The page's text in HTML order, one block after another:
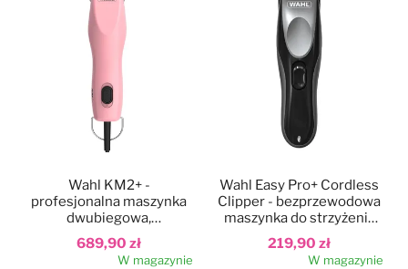
689,90 zł
Wahl KM2+ -
profesjonalna maszynka
dwubiegowa,
przewodowa z ostrzem
nr10 (1,5mm)
W magazynie
219,90 zł
Wahl Easy Pro+ Cordless
Clipper - bezprzewodowa
maszynka do strzyżenia
małych psów, do użytku
domowego
W magazynie